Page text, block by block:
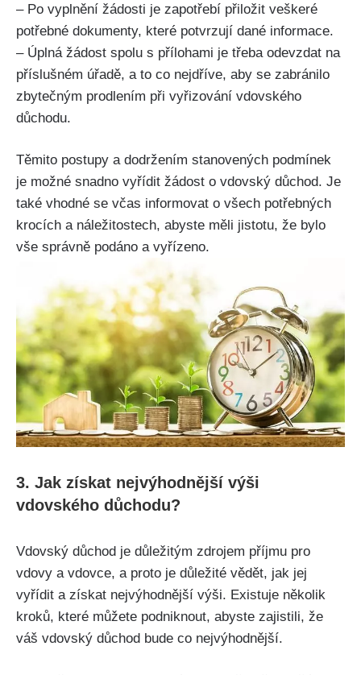
– Po vyplnění žádosti je zapotřebí přiložit veškeré
potřebné dokumenty, které potvrzují dané informace.
– Úplná žádost spolu s přílohami je třeba odevzdat na
příslušném úřadě, a to co nejdříve, aby se zabránilo
zbytečným prodlením při vyřizování vdovského
důchodu.
Těmito postupy a dodržením stanovených podmínek
je možné snadno vyřídit žádost o vdovský důchod. Je
také vhodné se včas informovat o všech potřebných
krocích a náležitostech, abyste měli jistotu, že bylo
vše správně podáno a vyřízeno.
3. Jak získat nejvýhodnější výši
vdovského důchodu?
Vdovský důchod je důležitým zdrojem příjmu pro
vdovy a vdovce, a proto je důležité vědět, jak jej
vyřídit a získat nejvýhodnější výši. Existuje několik
kroků, které můžete podniknout, abyste zajistili, že
váš vdovský důchod bude co nejvýhodnější.